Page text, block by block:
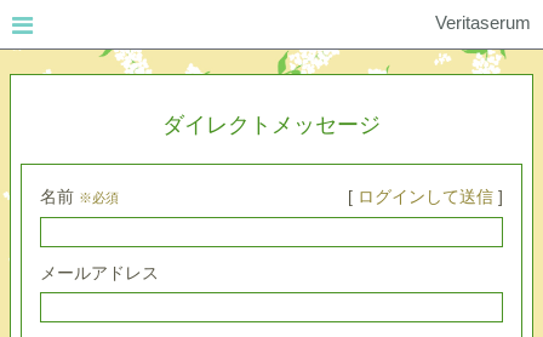
Veritaserum
ダイレクトメッセージ
名前 ※必須 [ ログインして送信 ]
メールアドレス